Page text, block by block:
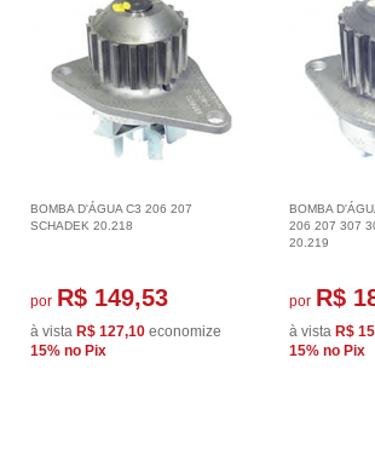
BOMBA D'ÁGUA C3 206 207
SCHADEK 20.218
por R$ 149,53
à vista R$ 127,10 economize
15% no Pix
BOMBA
206 207 307
20.219
por R$
à vista R$
15% no Pix